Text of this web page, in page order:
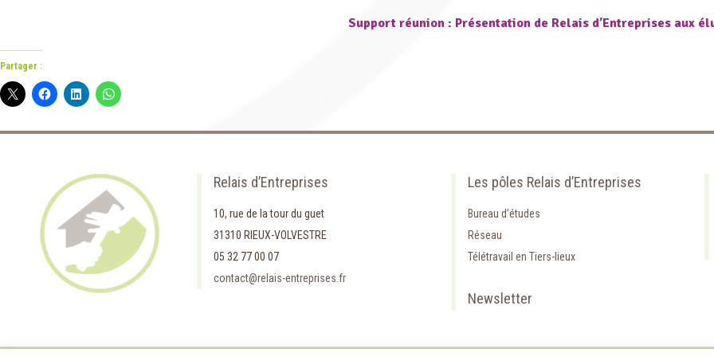
Support réunion : Présentation de Relais d’Entreprises aux
Partager :
Relais d’Entreprises
10, rue de la tour du guet
31310 RIEUX-VOLVESTRE
05 32 77 00 07
contact@relais-entreprises.fr
Les pôles Relais d’Entreprises
Bureau d’études
Réseau
Télétravail en Tiers-lieux
Newsletter